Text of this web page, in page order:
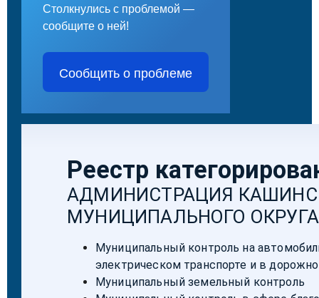
Столкнулись с проблемой —
сообщите о ней!
Сообщить о проблеме